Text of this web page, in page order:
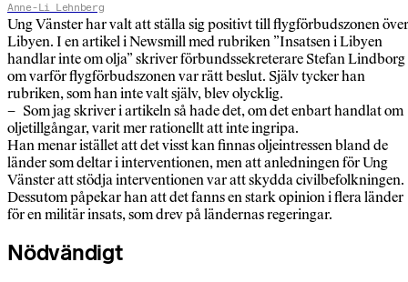
Anne-Li Lehnberg
Ung Vänster har valt att ställa sig positivt till flygförbudszonen över
Libyen. I en artikel i Newsmill med rubriken ”Insatsen i Libyen
handlar inte om olja” skriver förbundssekreterare Stefan Lindborg
om varför flygförbudszonen var rätt beslut. Själv tycker han
rubriken, som han inte valt själv, blev olycklig.
– Som jag skriver i artikeln så hade det, om det enbart handlat om
oljetillgångar, varit mer rationellt att inte ingripa.
Han menar istället att det visst kan finnas oljeintressen bland de
länder som deltar i interventionen, men att anledningen för Ung
Vänster att stödja interventionen var att skydda civilbefolkningen.
Dessutom påpekar han att det fanns en stark opinion i flera länder
för en militär insats, som drev på ländernas regeringar.
Nödvändigt